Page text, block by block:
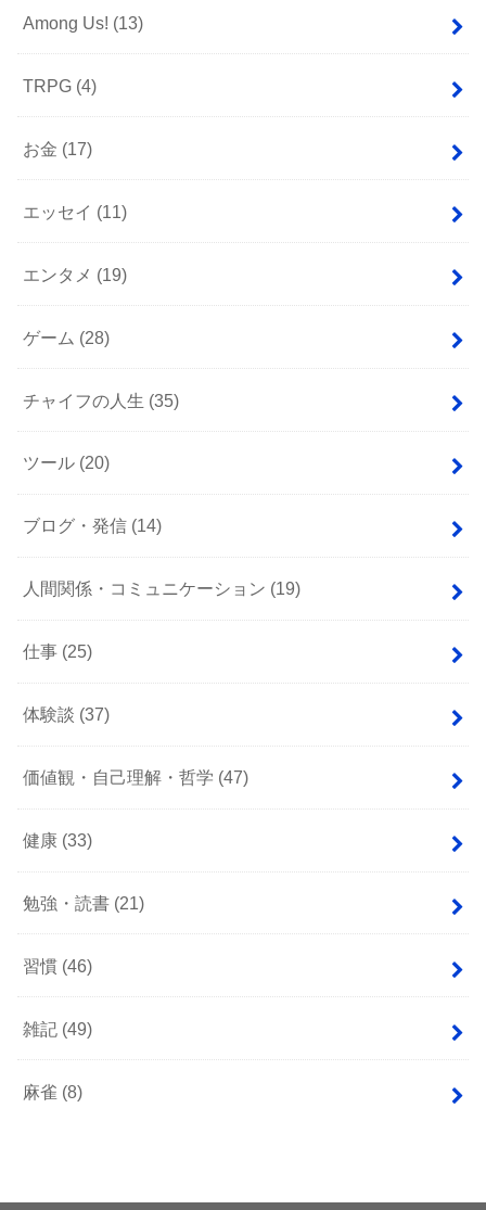
Among Us! (13)
TRPG (4)
お金 (17)
エッセイ (11)
エンタメ (19)
ゲーム (28)
チャイフの人生 (35)
ツール (20)
ブログ・発信 (14)
人間関係・コミュニケーション (19)
仕事 (25)
体験談 (37)
価値観・自己理解・哲学 (47)
健康 (33)
勉強・読書 (21)
習慣 (46)
雑記 (49)
麻雀 (8)